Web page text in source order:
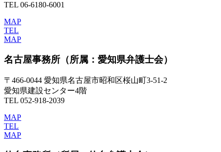
TEL 06-6180-6001
MAP
TEL
MAP
名古屋事務所 （所属：愛知県弁護士会）
〒466-0044 愛知県名古屋市昭和区桜山町3-51-2
愛知県建設センター4階
TEL 052-918-2039
MAP
TEL
MAP